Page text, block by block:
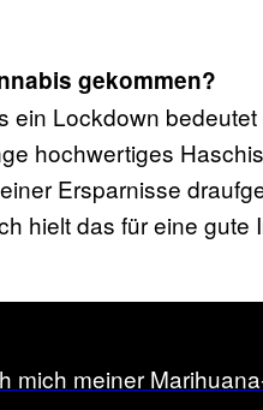
gekommen?
ein Lockdown
hochwertiges
Ersparnisse
hielt das für eine gute
mich meiner